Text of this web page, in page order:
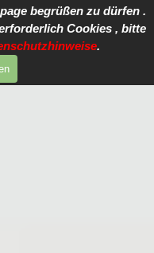
begrüßen zu dürfen .
Cookies , bitte
.